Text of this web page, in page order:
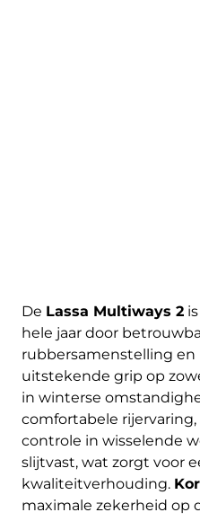
De Lassa Multiways 2
hele jaar door
rubbersamenstelling
uitstekende grip op
in winterse
comfortabele
controle in wisselende
slijtvast, wat zorgt voor
kwaliteitverhouding.
maximale zekerheid op